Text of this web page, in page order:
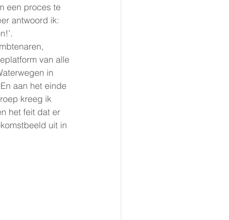
een proces te
antwoord ik:
van alle
in
aan het einde
kreeg ik
het feit dat er
uit in